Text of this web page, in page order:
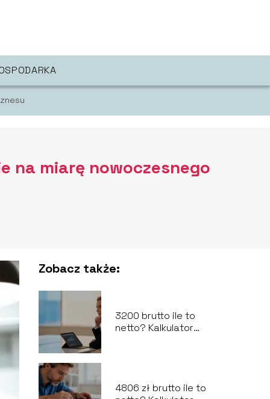
na miarę nowoczesnego
Zobacz także:
3200 brutto ile to
netto? Kalkulator
4806 zł brutto ile to